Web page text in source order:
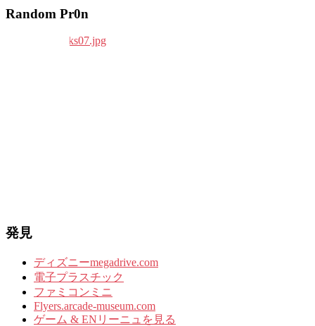
Random Pr0n
発見
ディズニーmegadrive.com
電子プラスチック
ファミコンミニ
Flyers.arcade-museum.com
ゲーム & ENリーニュを見る